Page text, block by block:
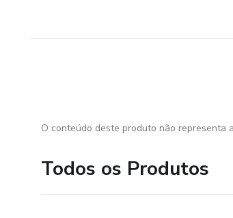
O conteúdo deste produto não representa
Todos os Produtos